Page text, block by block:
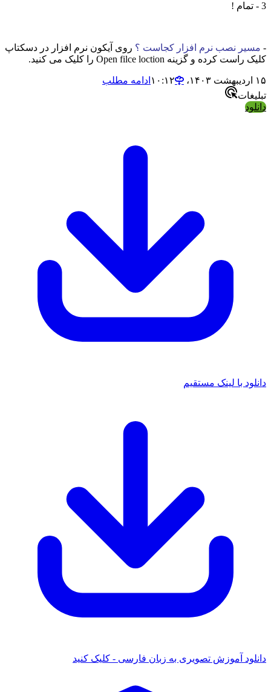
3 - تمام !
- مسیر نصب نرم افزار کجاست ؟ روی آیکون نرم افزار در دسکتاپ
کلیک راست کرده و گزینه Open filce loction را کلیک می کنید.
۱۵ اردیبهشت ۱۴۰۳،‏ ۱۰:۱۲
ادامه مطلب
تبلیغات
دانلود
دانلود با لینک مستقیم
دانلود آموزش تصویری به زبان فارسی - کلیک کنید